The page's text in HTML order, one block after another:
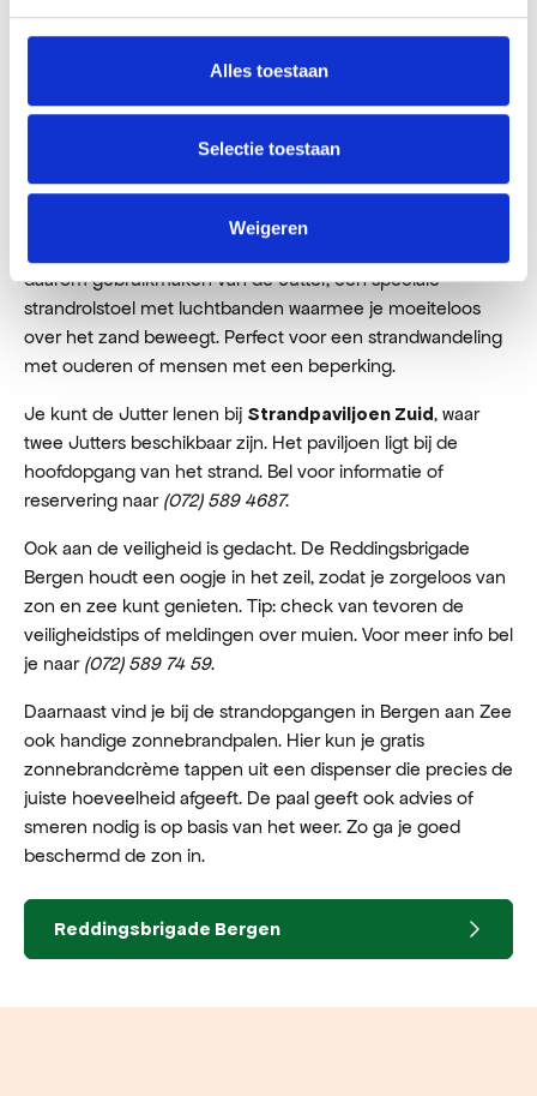
Alles toestaan
Selectie toestaan
Weigeren
Winter:loslopende honden zijn overal toegestaan.
Toegankelijkheid & veiligheid
Iedereen moet kunnen genieten van een dagje strand, ook
daarom gebruikmaken van de Jutter, een speciale
strandrolstoel met luchtbanden waarmee je moeiteloos
over het zand beweegt. Perfect voor een strandwandeling
met ouderen of mensen met een beperking.
Je kunt de Jutter lenen bij Strandpaviljoen Zuid, waar
twee Jutters beschikbaar zijn. Het paviljoen ligt bij de
hoofdopgang van het strand. Bel voor informatie of
reservering naar (072) 589 4687.
Ook aan de veiligheid is gedacht. De Reddingsbrigade
Bergen houdt een oogje in het zeil, zodat je zorgeloos van
zon en zee kunt genieten. Tip: check van tevoren de
veiligheidstips of meldingen over muien. Voor meer info bel
je naar (072) 589 74 59.
Daarnaast vind je bij de strandopgangen in Bergen aan Zee
ook handige zonnebrandpalen. Hier kun je gratis
zonnebrandcrème tappen uit een dispenser die precies de
juiste hoeveelheid afgeeft. De paal geeft ook advies of
smeren nodig is op basis van het weer. Zo ga je goed
beschermd de zon in.
Reddingsbrigade Bergen